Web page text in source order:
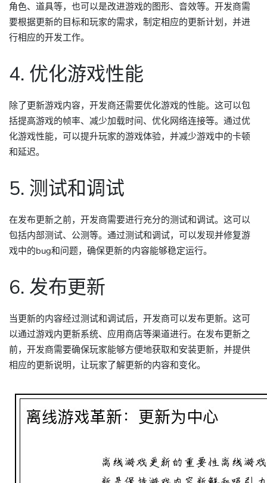
角色、道具等，也可以是改进游戏的图形、音效等。开发商需
要根据更新的目标和玩家的需求，制定相应的更新计划，并进
行相应的开发工作。
4. 优化游戏性能
除了更新游戏内容，开发商还需要优化游戏的性能。这可以包
括提高游戏的帧率、减少加载时间、优化网络连接等。通过优
化游戏性能，可以提升玩家的游戏体验，并减少游戏中的卡顿
和延迟。
5. 测试和调试
在发布更新之前，开发商需要进行充分的测试和调试。这可以
包括内部测试、公测等。通过测试和调试，可以发现并修复游
戏中的bug和问题，确保更新的内容能够稳定运行。
6. 发布更新
当更新的内容经过测试和调试后，开发商可以发布更新。这可
以通过游戏内更新系统、应用商店等渠道进行。在发布更新之
前，开发商需要确保玩家能够方便地获取和安装更新，并提供
相应的更新说明，让玩家了解更新的内容和变化。